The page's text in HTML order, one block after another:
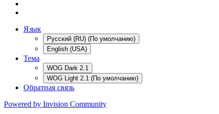
Язык
Русский (RU) (По умолчанию)
English (USA)
Тема
WOG Dark 2.1
WOG Light 2.1 (По умолчанию)
Обратная связь
Powered by Invision Community